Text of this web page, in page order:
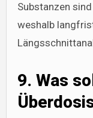
Substanzen
weshalb
9. Was